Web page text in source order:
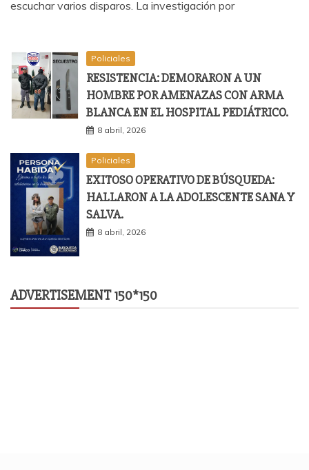
escuchar varios disparos. La investigación por
Policiales
RESISTENCIA: DEMORARON A UN
HOMBRE POR AMENAZAS CON ARMA
BLANCA EN EL HOSPITAL PEDIÁTRICO.
8 abril, 2026
Policiales
EXITOSO OPERATIVO DE BÚSQUEDA:
HALLARON A LA ADOLESCENTE SANA Y
SALVA.
8 abril, 2026
ADVERTISEMENT 150*150